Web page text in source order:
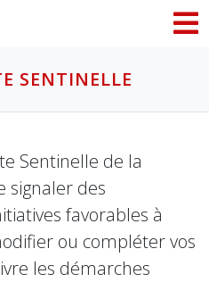
SENTINELLE
Sentinelle de la
signaler des
favorables à
ou compléter vos
les démarches